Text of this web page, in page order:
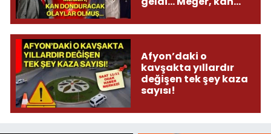
olmuş...
Afyon’daki o
kavşakta yıllardır
değişen tek şey kaza
sayısı!